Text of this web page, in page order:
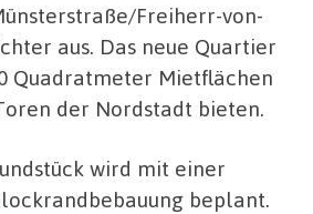
Freiherr-von-
aus. Das neue Quartier
Quadratmeter Mietflächen
der Nordstadt bieten.
wird mit einer
beplant.